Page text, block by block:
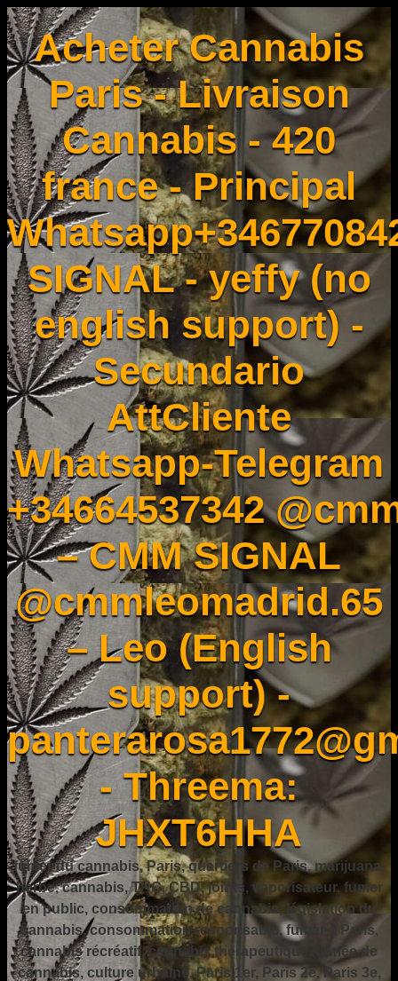
Acheter Cannabis
Paris - Livraison
Cannabis - 420
france - Principal
SIGNAL - yeffy (no
english support) -
Secundario
AttCliente
Whatsapp-Telegram
+34664537342
– CMM SIGNAL
@cmmleomadrid.65
– Leo (English
support) -
- Threema:
JHXT6HHA
fumer du cannabis, Paris, quartiers de Paris, marijuana,
herbe, cannabis, THC, CBD, joints, vaporisateur, fumer
en public, consommation de cannabis, législation du
cannabis, consommation responsable, fumer à Paris,
cannabis récréatif, cannabis thérapeutique, fumée de
cannabis, culture urbaine, Paris 1er, Paris 2e, Paris 3e,